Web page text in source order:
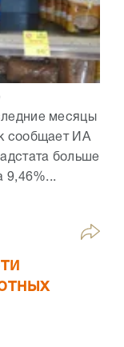
месяцы
сообщает ИА
больше
9,46%...